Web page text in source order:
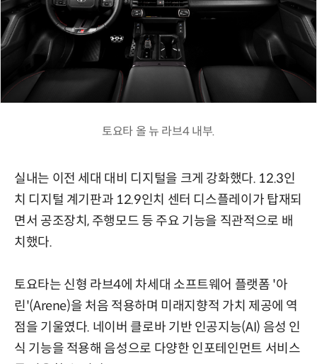
토요타 올 뉴 라브4 내부.
실내는 이전 세대 대비 디지털을 크게 강화했다. 12.3인
치 디지털 계기판과 12.9인치 센터 디스플레이가 탑재되
면서 공조장치, 주행모드 등 주요 기능을 직관적으로 배
치했다.
토요타는 신형 라브4에 차세대 소프트웨어 플랫폼 '아
린'(Arene)을 처음 적용하며 미래지향적 가치 제공에 역
점을 기울였다. 네이버 클로바 기반 인공지능(AI) 음성 인
식 기능을 적용해 음성으로 다양한 인포테인먼트 서비스